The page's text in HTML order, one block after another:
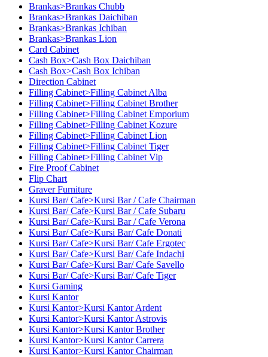
Brankas>Brankas Chubb
Brankas>Brankas Daichiban
Brankas>Brankas Ichiban
Brankas>Brankas Lion
Card Cabinet
Cash Box>Cash Box Daichiban
Cash Box>Cash Box Ichiban
Direction Cabinet
Filling Cabinet>Filling Cabinet Alba
Filling Cabinet>Filling Cabinet Brother
Filling Cabinet>Filling Cabinet Emporium
Filling Cabinet>Filling Cabinet Kozure
Filling Cabinet>Filling Cabinet Lion
Filling Cabinet>Filling Cabinet Tiger
Filling Cabinet>Filling Cabinet Vip
Fire Proof Cabinet
Flip Chart
Graver Furniture
Kursi Bar/ Cafe>Kursi Bar / Cafe Chairman
Kursi Bar/ Cafe>Kursi Bar / Cafe Subaru
Kursi Bar/ Cafe>Kursi Bar / Cafe Verona
Kursi Bar/ Cafe>Kursi Bar/ Cafe Donati
Kursi Bar/ Cafe>Kursi Bar/ Cafe Ergotec
Kursi Bar/ Cafe>Kursi Bar/ Cafe Indachi
Kursi Bar/ Cafe>Kursi Bar/ Cafe Savello
Kursi Bar/ Cafe>Kursi Bar/ Cafe Tiger
Kursi Gaming
Kursi Kantor
Kursi Kantor>Kursi Kantor Ardent
Kursi Kantor>Kursi Kantor Astrovis
Kursi Kantor>Kursi Kantor Brother
Kursi Kantor>Kursi Kantor Carrera
Kursi Kantor>Kursi Kantor Chairman